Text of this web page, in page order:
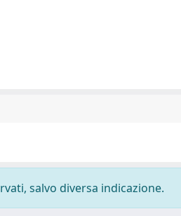
salvo diversa indicazione.